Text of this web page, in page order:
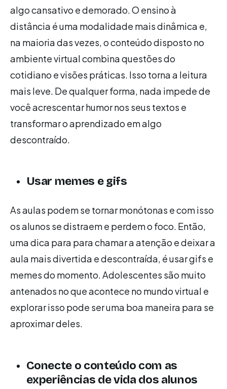
algo cansativo e demorado. O ensino à
distância é uma modalidade mais dinâmica e,
na maioria das vezes, o conteúdo disposto no
ambiente virtual combina questões do
cotidiano e visões práticas. Isso torna a leitura
mais leve. De qualquer forma, nada impede de
você acrescentar humor nos seus textos e
transformar o aprendizado em algo
descontraído.
Usar memes e gifs
As aulas podem se tornar monótonas e com isso
os alunos se distraem e perdem o foco. Então,
uma dica para para chamar a atenção e deixar a
aula mais divertida e descontraída, é usar gifs e
memes do momento. Adolescentes são muito
antenados no que acontece no mundo virtual e
explorar isso pode ser uma boa maneira para se
aproximar deles.
Conecte o conteúdo com as
experiências de vida dos alunos